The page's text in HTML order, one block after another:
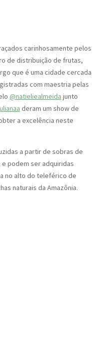
carinhosamente pelos
de distribuição de frutas,
que é uma cidade cercada
com maestria pelas
@natieliealmeida junto
deram um show de
a excelência neste
a partir de sobras de
podem ser adquiridas
no alto do teleférico de
naturais da Amazônia.